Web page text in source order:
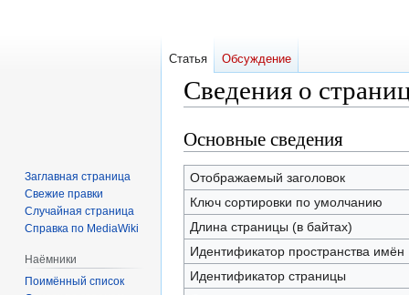
Сведения о
Перейти
к
навигации
Перейти
к
поиску
Основные сведения
Отображаемый заголовок
Ключ сортировки по умолчанию
Длина страницы (в байтах)
Идентификатор пространства имён
Идентификатор страницы
Статья Обсуждение
Заглавная страница
Свежие правки
Случайная страница
Справка по MediaWiki
Наёмники
Поимённый список